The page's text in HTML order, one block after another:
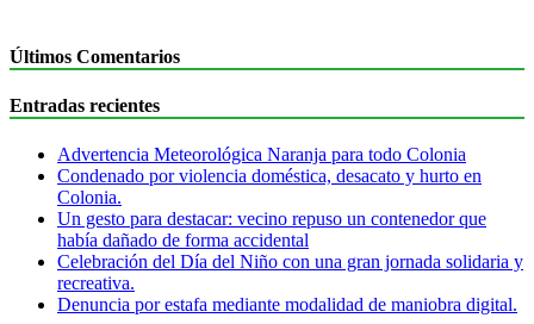
Últimos Comentarios
Entradas recientes
Advertencia Meteorológica Naranja para todo Colonia
Condenado por violencia doméstica, desacato y hurto en
Colonia.
Un gesto para destacar: vecino repuso un contenedor que
había dañado de forma accidental
Celebración del Día del Niño con una gran jornada solidaria y
recreativa.
Denuncia por estafa mediante modalidad de maniobra digital.